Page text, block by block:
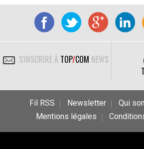
S'INSCRIRE À TOP/COM NEWS
Fil RSS Newsletter
Qui
Mentions légales